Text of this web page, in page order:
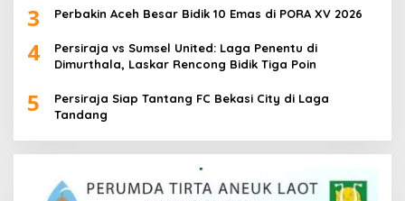
3 Perbakin Aceh Besar Bidik 10 Emas di PORA XV 2026
4
Persiraja vs Sumsel United: Laga Penentu di
Dimurthala, Laskar Rencong Bidik Tiga Poin
5
Persiraja Siap Tantang FC Bekasi City di Laga
Tandang